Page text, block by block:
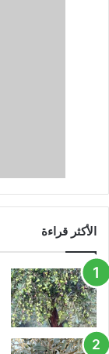
الأكثر قراءة